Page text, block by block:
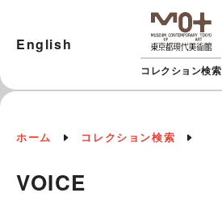
コレクション検索
English
ホーム コレクション検索
VOICE